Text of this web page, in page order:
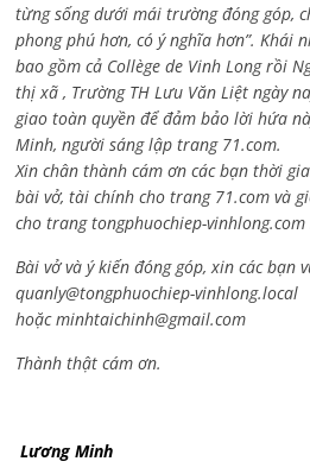
từng sống dưới mái trường đóng góp,
phong phú hơn, có ý nghĩa hơn”. Khái
bao gồm cả Collège de Vinh Long rồi
thị xã , Trường TH Lưu Văn Liệt ngày
giao toàn quyền để đảm bảo lời hứa
Minh, người sáng lập trang 71.com.
Xin chân thành cám ơn các bạn thời
bài vở, tài chính cho trang 71.com và
cho trang tongphuochiep-vinhlong.com
Bài vở và ý kiến đóng góp, xin các bạn
quanly@tongphuochiep-vinhlong.local
hoặcminhtaichinh@gmail.com
Thành thật cám ơn.
Lương Minh